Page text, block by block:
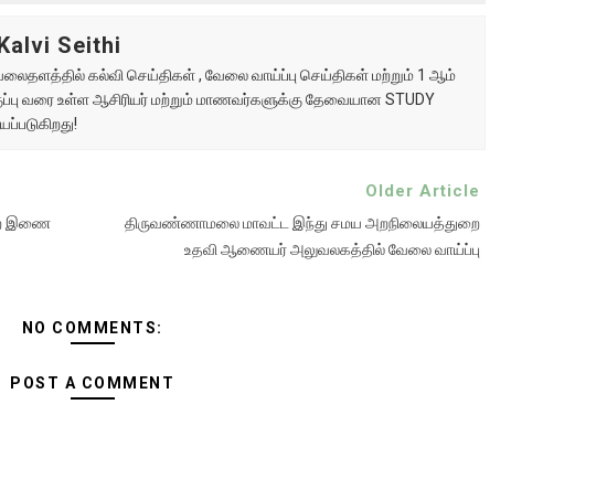
Seithi
கல்வி செய்திகள் , வேலை வாய்ப்பு செய்திகள் மற்றும் 1 ஆம்
வரை உள்ள ஆசிரியர் மற்றும் மாணவர்களுக்கு தேவையான STUDY
இணை
Older Article
திருவண்ணாமலை மாவட்ட இந்து சமய அறநிலையத்துறை
உதவி ஆணையர் அலுவலகத்தில் வேலை வாய்ப்பு
NO COMMENTS:
POST A COMMENT